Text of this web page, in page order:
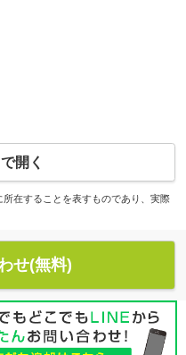
開く
在することを表すものであり、実際
せ(無料)